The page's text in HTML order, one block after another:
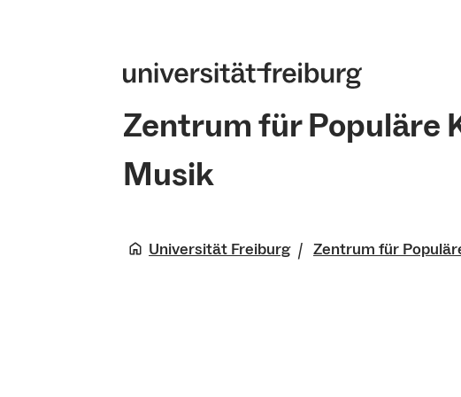
Zentrum für Populäre
Musik
Universität Freiburg Zentrum für